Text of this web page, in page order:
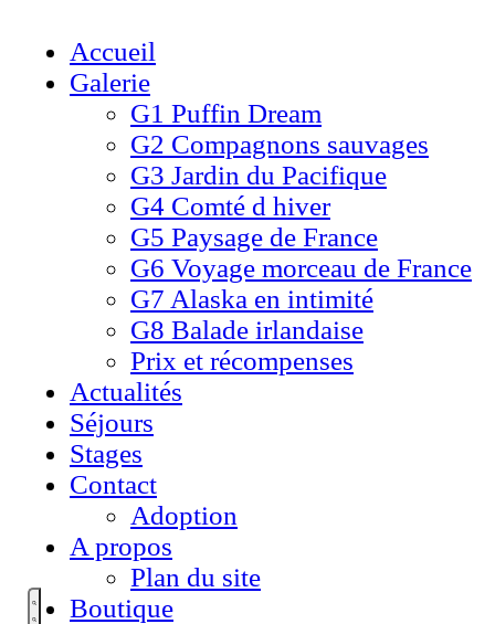
Accueil
Galerie
G1 Puffin Dream
G2 Compagnons sauvages
G3 Jardin du Pacifique
G4 Comté d hiver​
G5 Paysage de France
G6 Voyage morceau de France
G7 Alaska en intimité
G8 Balade irlandaise
Prix et récompenses
Actualités
Séjours
Stages
Contact
Adoption
A propos
Plan du site
Boutique